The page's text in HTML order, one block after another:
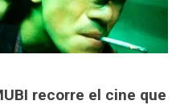
recorre el cine que